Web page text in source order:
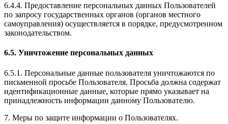
6.4.4. Предоставление персональных данных Пользователей
по запросу государственных органов (органов местного
самоуправления) осуществляется в порядке, предусмотренном
законодательством.
6.5. Уничтожение персональных данных
6.5.1. Персональные данные пользователя уничтожаются по
письменной просьбе Пользователя. Просьба должна содержат
идентификационные данные, которые прямо указывает на
принадлежность информации данному Пользователю.
7. Меры по защите информации о Пользователях.